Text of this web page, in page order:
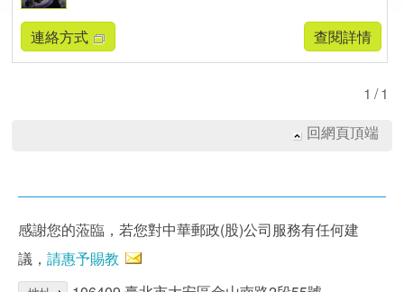
連絡方式 查閱詳情
1/1
回網頁頂端
感謝您的蒞臨，若您對中華郵政(股)公司服務有任何建
議， 請惠予賜教